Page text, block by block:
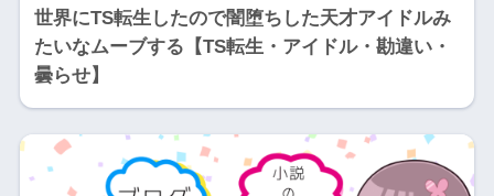
世界にTS転生したので闇堕ちした天才アイドルみ
たいなムーブする【TS転生・アイドル・勘違い・
曇らせ】